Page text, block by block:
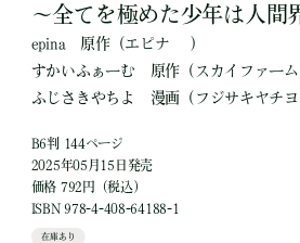
～全てを極めた少年は人間
epina 原作（エピナ ）
すかいふぁーむ
原作 （スカイファー
ふじさきやちよ
漫画 （フジサキヤチ
B6判 144ページ
2025年05月15日発売
価格 792円（税込）
ISBN 978-4-408-64188-1
在庫あり